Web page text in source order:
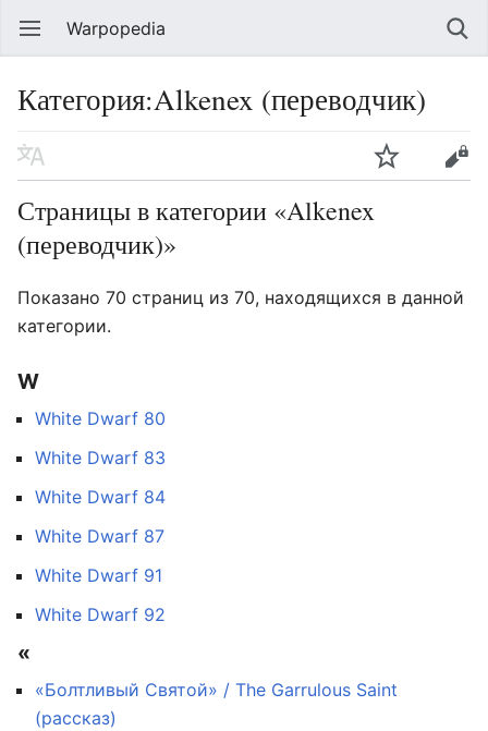
Warpopedia
Категория:Alkenex (переводчик)
Страницы в категории «Alkenex
(переводчик)»
Показано 70 страниц из 70, находящихся в данной
категории.
W
White Dwarf 80
White Dwarf 83
White Dwarf 84
White Dwarf 87
White Dwarf 91
White Dwarf 92
«
«Болтливый Святой» / The Garrulous Saint
(рассказ)